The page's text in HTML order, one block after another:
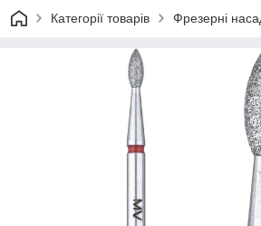
Категорії товарів Фрезерні